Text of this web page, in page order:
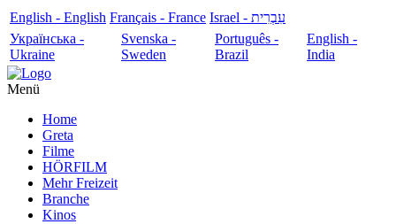
English - English Français - France
עִבְרִית - Israel
Українська -
Ukraine
Svenska -
Sweden
Português -
Brazil
English -
India
Menü
Home
Greta
Filme
HÖRFILM
Mehr Freizeit
Branche
Kinos